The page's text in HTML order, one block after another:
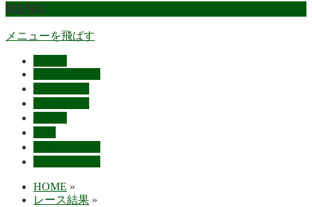
MENU
メニューを飛ばす
HOME »
レース結果 »